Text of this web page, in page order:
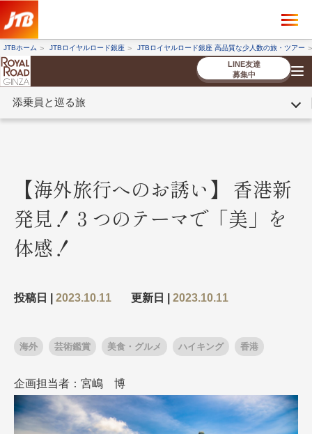
JTBホーム JTBロイヤルロード銀座 JTBロイヤルロード銀座 高品質な少人数の旅・ツアー
LINE友達
募集中
添乗員と巡る旅
条件から探す
条件から探す
キーワード
1月
2月 3月 4月
5月
6月
7月 8月
9月
条件から探す
条件から探す
キーワード
冬の国内旅行
1月
8月
9月
10月 11月
12月
【海外旅行へのお誘い】 香港新
発見！３つのテーマで「美」を
体感！
投稿日 | 2023.10.11 更新日 | 2023.10.11
海外 芸術鑑賞 美食・グルメ ハイキング 香港
企画担当者：宮嶋 博
ツアーを探す ×
海外ツアー 国内ツアー